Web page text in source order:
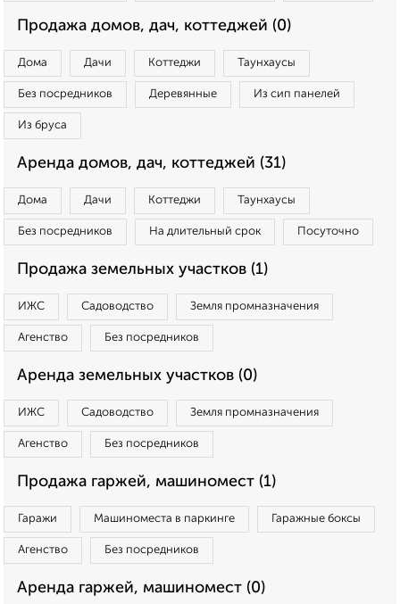
Продажа домов, дач, коттеджей (0)
Дома Дачи Коттеджи Таунхаусы
Без посредников Деревянные Из сип панелей
Из бруса
Аренда домов, дач, коттеджей (31)
Дома Дачи Коттеджи Таунхаусы
Без посредников На длительный срок Посуточно
Продажа земельных участков (1)
ИЖС Садоводство Земля промназначения
Агенство Без посредников
Аренда земельных участков (0)
ИЖС Садоводство Земля промназначения
Агенство Без посредников
Продажа гаржей, машиномест (1)
Гаражи Машиноместа в паркинге Гаражные боксы
Агенство Без посредников
Аренда гаржей, машиномест (0)